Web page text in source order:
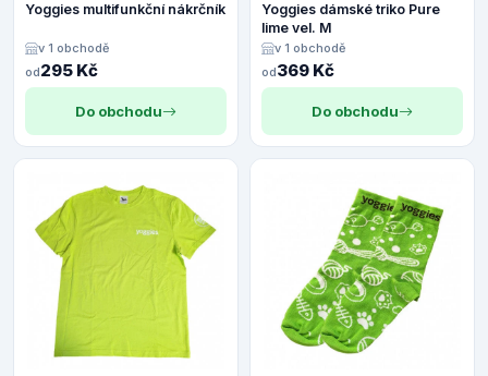
Yoggies multifunkční nákrčník
v 1 obchodě
od295 Kč
Do obchodu
Yoggies dámské triko Pure
lime vel. M
v 1 obchodě
od369 Kč
Do obchodu